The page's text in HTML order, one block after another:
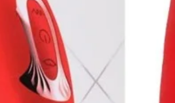
fornecedor, sem haver
garantimos que as
prima e funções) não